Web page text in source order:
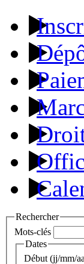
Rechercher
Mots-clés
Dates
Début (jj/mm/